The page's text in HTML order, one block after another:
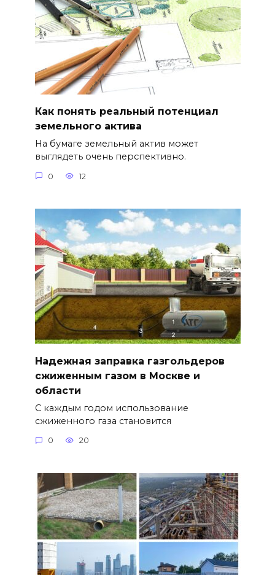
Как понять реальный потенциал
земельного актива
На бумаге земельный актив может
выглядеть очень перспективно.
0 12
Надежная заправка газгольдеров
сжиженным газом в Москве и
области
С каждым годом использование
сжиженного газа становится
0 20